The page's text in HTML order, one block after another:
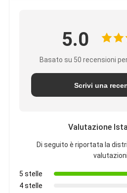
5.0
Basato su 50 recensioni
Scrivi una
Valutazione
Di seguito è riportata la
valutazioni
5 stelle
4 stelle